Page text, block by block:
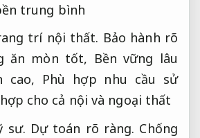
trung bình
trí nội thất. Bảo hành rõ
ăn mòn tốt, Bền vững lâu
cao, Phù hợp nhu cầu sử
cho cả nội và ngoại thất
sư. Dự toán rõ ràng. Chống